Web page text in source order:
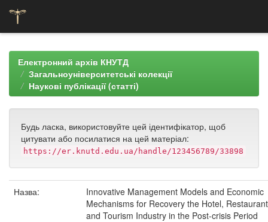
navigationЕлектронний архів КНУТД
Загальноуніверситетські колекції
Наукові публікації (статті)
Будь ласка, використовуйте цей ідентифікатор, щоб
цитувати або посилатися на цей матеріал:
https://er.knutd.edu.ua/handle/123456789/33898
Назва:
Innovative Management Models and Economic
Mechanisms for Recovery the Hotel, Restaurant
and Tourism Industry in the Post-crisis Period